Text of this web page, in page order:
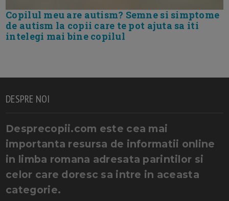
Copilul meu are autism? Semne si simptome
de autism la copii care te pot ajuta sa iti
intelegi mai bine copilul
DESPRE NOI
Desprecopii.com este cea mai
importanta resursa de informatii online
in limba romana adresata parintilor si
celor care doresc sa intre in aceasta
categorie.